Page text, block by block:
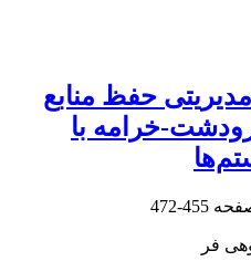
حفظ منابع
خرامه با
455-472
فر